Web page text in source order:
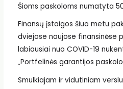
Šioms paskoloms numatyta
Finansų įstaigos šiuo metu
dviejose naujose finansinėse
labiausiai nuo COVID-19
„Portfelinės garantijos
Smulkiajam ir vidutiniam